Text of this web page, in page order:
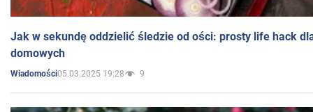
Jak w sekundę oddzielić śledzie od ości: prosty life hack
domowych
Wiadomości05.03.2025 19:28 9